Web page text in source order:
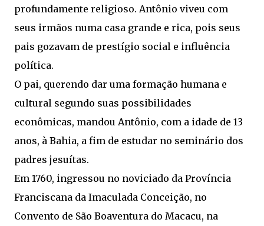
profundamente religioso. Antônio viveu com
seus irmãos numa casa grande e rica, pois seus
pais gozavam de prestígio social e influência
política.
O pai, querendo dar uma formação humana e
cultural segundo suas possibilidades
econômicas, mandou Antônio, com a idade de 13
anos, à Bahia, a fim de estudar no seminário dos
padres jesuítas.
Em 1760, ingressou no noviciado da Província
Franciscana da Imaculada Conceição, no
Convento de São Boaventura do Macacu, na